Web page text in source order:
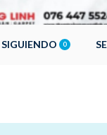
SIGUIENDO 0